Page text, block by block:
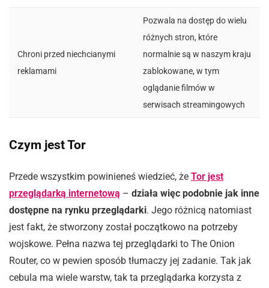
Chroni przed niechcianymi
reklamami
Pozwala na dostęp do wielu
różnych stron, które
normalnie są w naszym kraju
zablokowane, w tym
oglądanie filmów w
serwisach streamingowych
Czym jest Tor
Przede wszystkim powinieneś wiedzieć, że Tor jest
przeglądarką internetową – działa więc podobnie jak inne
dostępne na rynku przeglądarki. Jego różnicą natomiast
jest fakt, że stworzony został początkowo na potrzeby
wojskowe. Pełna nazwa tej przeglądarki to The Onion
Router, co w pewien sposób tłumaczy jej zadanie. Tak jak
cebula ma wiele warstw, tak ta przeglądarka korzysta z